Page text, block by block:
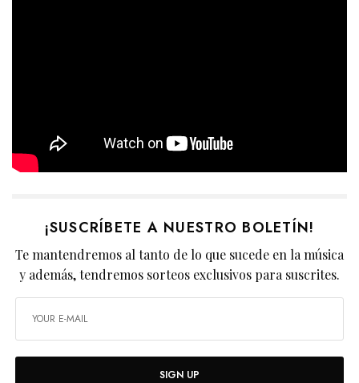
¡SUSCRÍBETE A NUESTRO BOLETÍN!
Te mantendremos al tanto de lo que sucede en la música
y además, tendremos sorteos exclusivos para suscrites.
SIGN UP